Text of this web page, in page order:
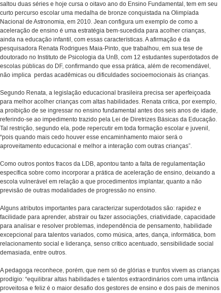
saltou duas séries e hoje cursa o oitavo ano do Ensino Fundamental, tem em seu
curto percurso escolar uma medalha de bronze conquistada na Olimpíada
Nacional de Astronomia, em 2010. Jean configura um exemplo de como a
aceleração de ensino é uma estratégia bem-sucedida para acolher crianças,
ainda na educação infantil, com essas características. A afirmação é da
pesquisadora Renata Rodrigues Maia-Pinto, que trabalhou, em sua tese de
doutorado no Instituto de Psicologia da UnB, com 12 estudantes superdotados de
escolas públicas do DF, confirmando que essa prática, além de recomendável,
não implica perdas acadêmicas ou dificuldades socioemocionais às crianças.
Segundo Renata, a legislação educacional brasileira precisa ser aperfeiçoada
para melhor acolher crianças com altas habilidades. Renata critica, por exemplo,
a proibição de se ingressar no ensino fundamental antes dos seis anos de idade,
referindo-se ao impedimento trazido pela Lei de Diretrizes Básicas da Educação.
Tal restrição, segundo ela, pode repercutir em toda formação escolar e juvenil,
“pois quando mais cedo houver esse encaminhamento maior será o
aproveitamento educacional e melhor a interação com outras crianças”.
Como outros pontos fracos da LDB, apontou tanto a falta de regulamentação
específica sobre como incorporar a prática de aceleração de ensino, deixando a
escola vulnerável em relação a que procedimentos implantar, quanto a não
previsão de outras modalidades de progressão no ensino.
Alguns atributos importantes para caracterizar superdotados são: rapidez e
facilidade para aprender, abstrair ou fazer associações, criatividade, capacidade
para analisar e resolver problemas, independência de pensamento, habilidade
excepcional para talentos variados, como música, artes, dança, informática, bom
relacionamento social e liderança, senso crítico acentuado, sensibilidade social
demasiada, entre outros.
A pedagoga reconhece, porém, que nem só de glórias e trunfos vivem as crianças
prodígio: “equilibrar altas habilidades e talentos extraordinários com uma infância
proveitosa e feliz é o maior desafio dos gestores de ensino e dos pais de meninos